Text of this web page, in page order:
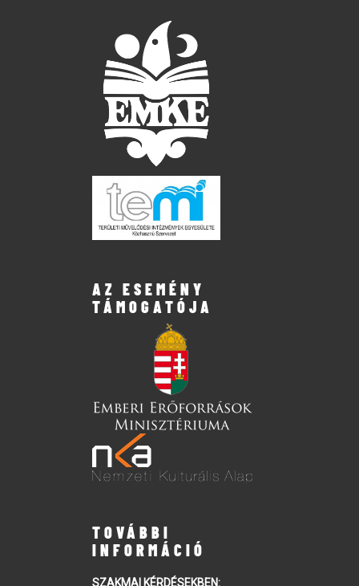
AZ ESEMÉNY
TÁMOGATÓJA
TOVÁBBI
INFORMÁCIÓ
SZAKMAI KÉRDÉSEKBEN: